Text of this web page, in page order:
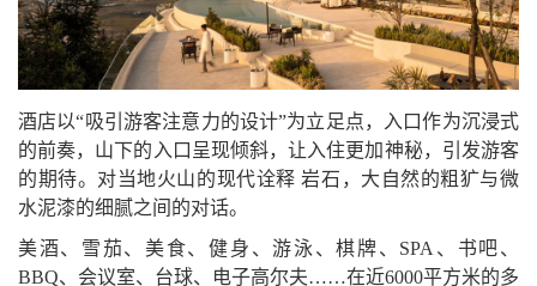
酒店以“吸引游客注意力的设计”为立足点，入口作为沉浸式
的前奏，山下的入口呈现倾斜，让入住更加神秘，引发游客
的期待。对当地火山的现代诠释 岩石，大自然的粗犷与微
水泥漆的细腻之间的对话。
美酒、雪茄、美食、健身、游泳、棋牌、SPA、书吧、
BBQ、会议室、台球、电子高尔夫……在近6000平方米的多